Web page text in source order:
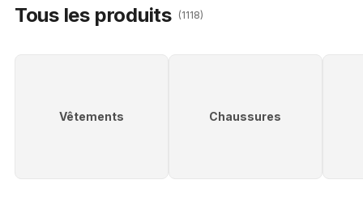
Tous les produits (1118)
Vêtements Chaussures